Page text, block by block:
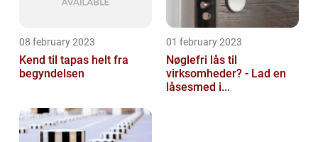
08 february 2023
Kend til tapas helt fra
begyndelsen
01 february 2023
Nøglefri lås til
virksomheder? - Lad en
låsesmed i...